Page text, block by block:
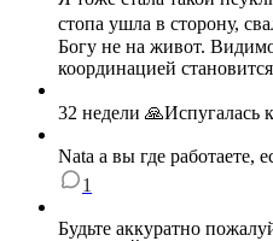
стопа ушла в сторону,
Богу не на живот.
координацией
32 недели 🙏Испугалась
Nata а вы где работаете,
1
Будьте аккуратно